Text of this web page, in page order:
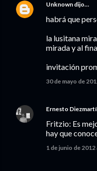
Unknown dijo…
habrá que
la lusitana
mirada y al
invitación
30 de mayo de
Ernesto
Fritzio: Es
hay que
1 de junio de 2012